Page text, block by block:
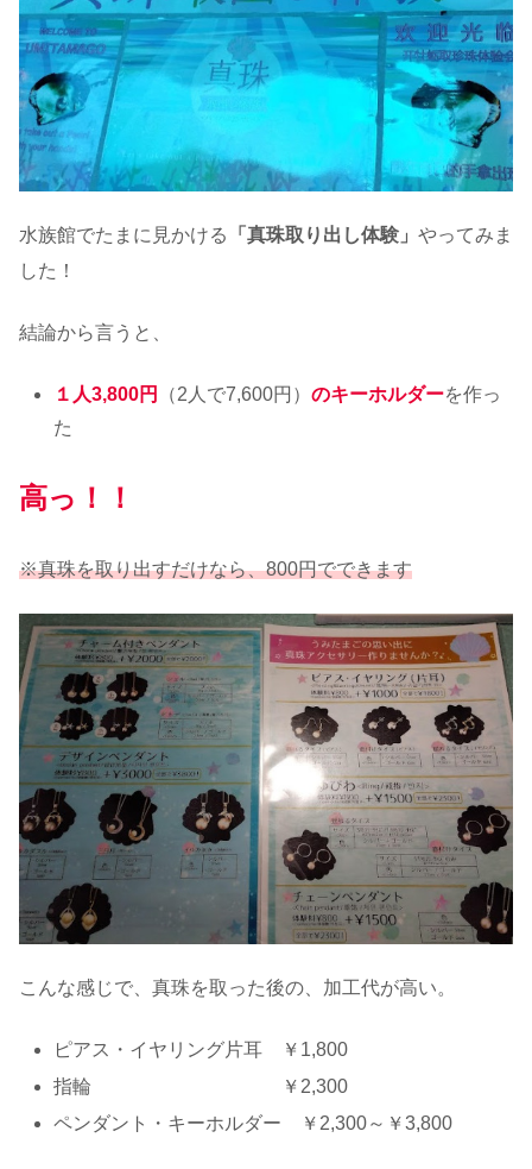
水族館でたまに見かける 「真珠取り出し体験」 やってみま
した！
結論から言うと、
１人3,800円 （2人で7,600円）のキーホルダーを作っ
た
高っ！！
※真珠を取り出すだけなら、800円でできます
こんな感じで、真珠を取った後の、加工代が高い。
ピアス・イヤリング片耳 ￥1,800
指輪 ￥2,300
ペンダント・キーホルダー ￥2,300～￥3,800